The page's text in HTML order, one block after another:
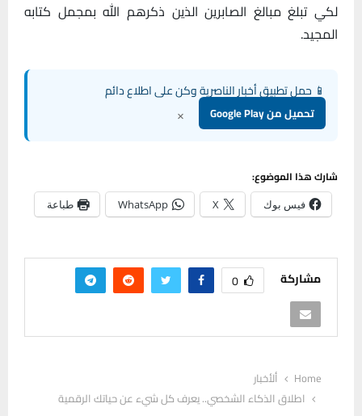
لكي تبلغ مبالغ الصابرين الذين ذكرهم الله بمجمل كتابه
المجيد.
📱 حمل تطبيق أخبار الناصرية وكن على اطلاع دائم
تحميل من Google Play ×
شارك هذا الموضوع:
فيس بوك X
WhatsApp طباعة
مشاركة 0
Home
ألأخبار
اطلاق الذكاء الشخصي.. يعرف كل شيء عن حياتك الرقمية